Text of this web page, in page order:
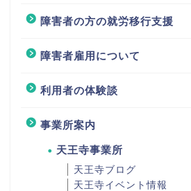
障害者の方の就労移行支援
障害者雇用について
利用者の体験談
事業所案内
天王寺事業所
天王寺ブログ
天王寺イベント情報